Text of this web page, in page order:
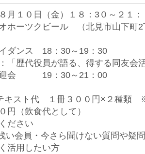
月１０日（金）１８：3０～２１：
ホーツクビール （北見市山下町2
ンス 18：30～19：30
代役員が語る、得する同友会
会 19：30～21：00
スト代 １冊３００円×２種類 ※
（飲食代として）
ださい
い会員・今さら聞けない質問や疑
活用したい方